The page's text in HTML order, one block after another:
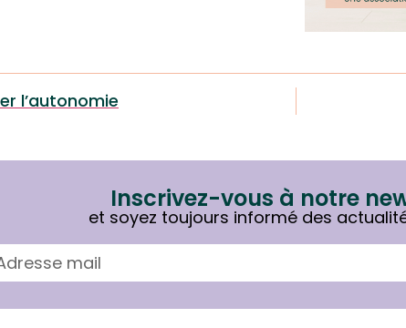
l’autonomie
Inscrivez-vous à notre
et soyez toujours informé des